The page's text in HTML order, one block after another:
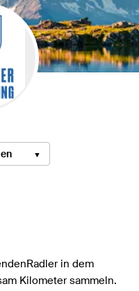
in dem
Kilometer sammeln.